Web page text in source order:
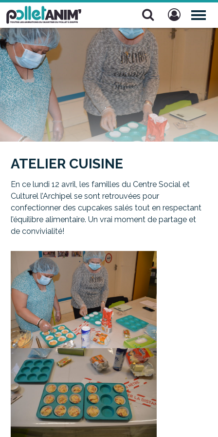
Pollet Anim'
ATELIER CUISINE
En ce lundi 12 avril, les familles du Centre Social et
Culturel l’Archipel se sont retrouvées pour
confectionner des cupcakes salés tout en respectant
l’équilibre alimentaire. Un vrai moment de partage et
de convivialité!